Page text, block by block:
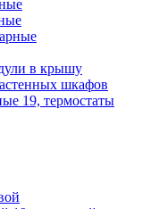
в крышу
шкафов
19, термостаты